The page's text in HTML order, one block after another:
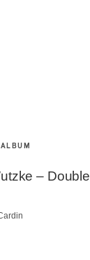
– Double